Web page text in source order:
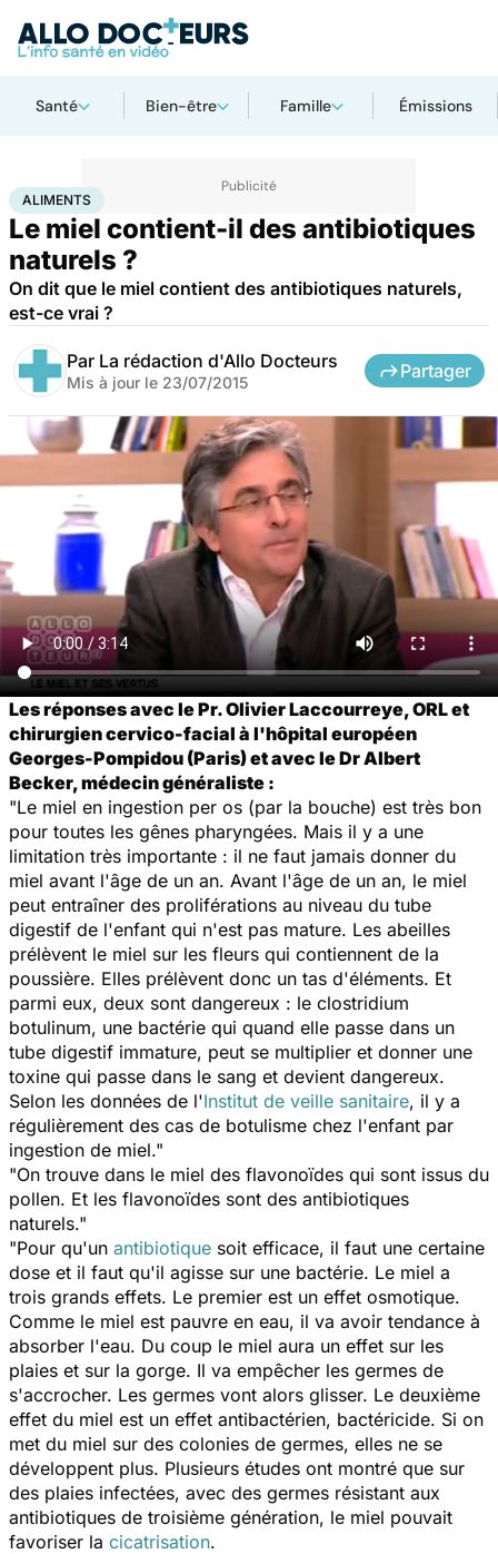
Santé Bien-être Famille Émissions
AccueilSantéAliments
ALIMENTS
Le miel contient-il des antibiotiques
naturels ?
On dit que le miel contient des antibiotiques naturels,
est-ce vrai ?
Par La rédaction d'Allo Docteurs
Mis à jour le 23/07/2015
Partager
Les réponses avec le Pr. Olivier Laccourreye, ORL et
chirurgien cervico-facial à l'hôpital européen
Georges-Pompidou (Paris) et avec le Dr Albert
Becker, médecin généraliste :
"Le miel en ingestion per os (par la bouche) est très bon
pour toutes les gênes pharyngées. Mais il y a une
limitation très importante : il ne faut jamais donner du
miel avant l'âge de un an. Avant l'âge de un an, le miel
peut entraîner des proliférations au niveau du tube
digestif de l'enfant qui n'est pas mature. Les abeilles
prélèvent le miel sur les fleurs qui contiennent de la
poussière. Elles prélèvent donc un tas d'éléments. Et
parmi eux, deux sont dangereux : le clostridium
botulinum, une bactérie qui quand elle passe dans un
tube digestif immature, peut se multiplier et donner une
toxine qui passe dans le sang et devient dangereux.
Selon les données de l'Institut de veille sanitaire, il y a
régulièrement des cas de botulisme chez l'enfant par
ingestion de miel."
"On trouve dans le miel des flavonoïdes qui sont issus du
pollen. Et les flavonoïdes sont des antibiotiques
naturels."
"Pour qu'un antibiotique soit efficace, il faut une certaine
dose et il faut qu'il agisse sur une bactérie. Le miel a
trois grands effets. Le premier est un effet osmotique.
Comme le miel est pauvre en eau, il va avoir tendance à
absorber l'eau. Du coup le miel aura un effet sur les
plaies et sur la gorge. Il va empêcher les germes de
s'accrocher. Les germes vont alors glisser. Le deuxième
effet du miel est un effet antibactérien, bactéricide. Si on
met du miel sur des colonies de germes, elles ne se
développent plus. Plusieurs études ont montré que sur
des plaies infectées, avec des germes résistant aux
antibiotiques de troisième génération, le miel pouvait
favoriser la cicatrisation.